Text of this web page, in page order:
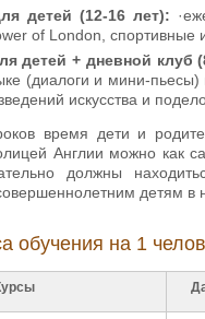
детей (12-16 лет):
of London, спортивные
детей + дневной клуб
(диалоги и мини-
искусства и
время дети и
Англии можно как
должны
детям в
обучения на 1